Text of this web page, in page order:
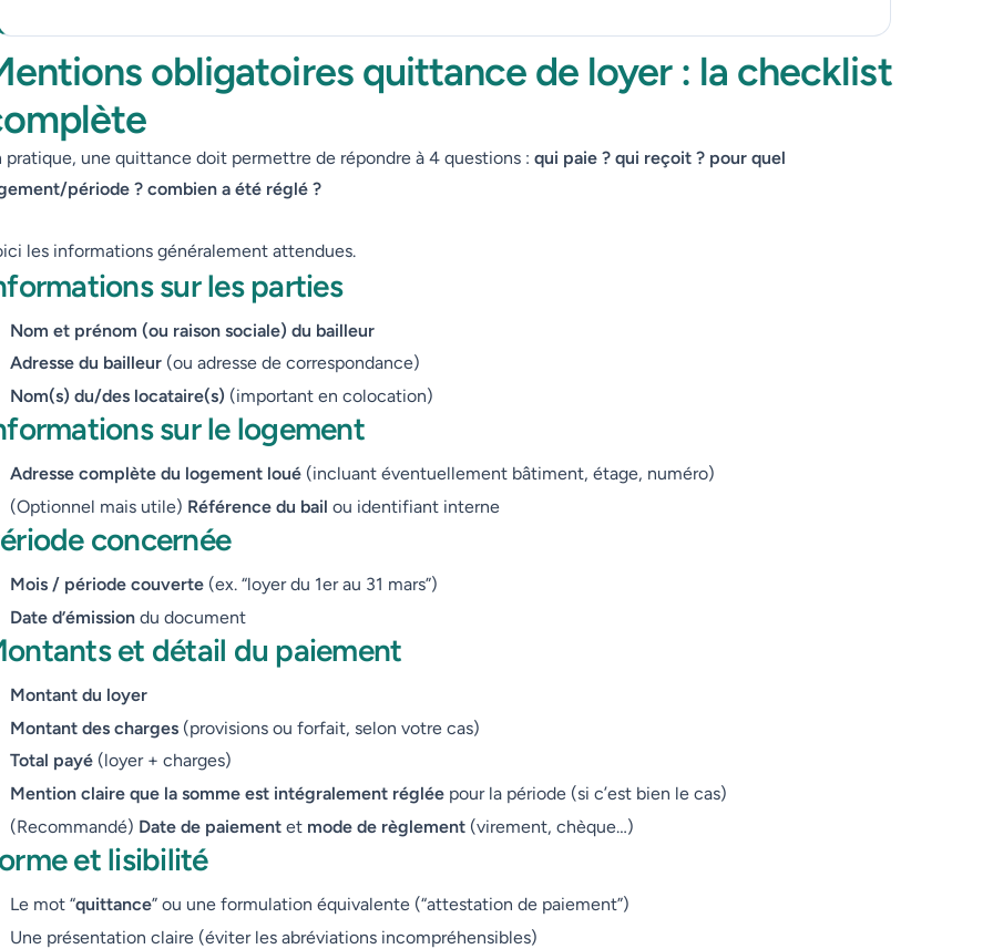
obligatoires quittance de loyer : la checklist
pratique, une quittance doit permettre de répondre à 4 questions : qui paie ? qui reçoit ? pour quel
période ? combien a été réglé ?
les informations généralement attendues.
sur les parties
Nom et prénom (ou raison sociale) du bailleur
Adresse du bailleur (ou adresse de correspondance)
Nom(s) du/des locataire(s) (important en colocation)
sur le logement
Adresse complète du logement loué (incluant éventuellement bâtiment, étage, numéro)
(Optionnel mais utile) Référence du bail ou identifiant interne
concernée
Mois / période couverte (ex. “loyer du 1er au 31 mars”)
Date d’émission du document
et détail du paiement
Montant du loyer
Montant des charges (provisions ou forfait, selon votre cas)
Total payé (loyer + charges)
Mention claire que la somme est intégralement réglée pour la période (si c’est bien le cas)
(Recommandé) Date de paiement et mode de règlement (virement, chèque…)
et lisibilité
Le mot “quittance” ou une formulation équivalente (“attestation de paiement”)
Une présentation claire (éviter les abréviations incompréhensibles)